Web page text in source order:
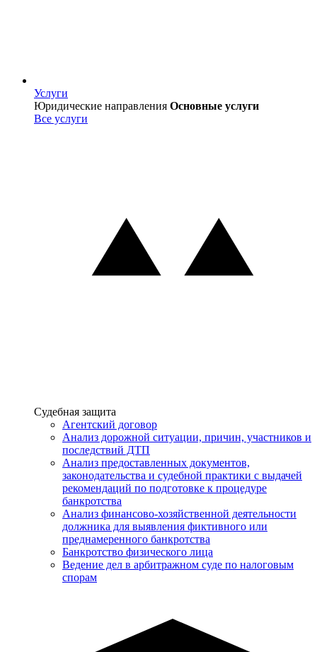
Услуги
Услуги
Юридические направления Основные услуги
Все услуги
Услуги
Судебная защита
Агентский договор
Анализ дорожной ситуации, причин, участников и
последствий ДТП
Анализ предоставленных документов,
законодательства и судебной практики с выдачей
рекомендаций по подготовке к процедуре
банкротства
Анализ финансово-хозяйственной деятельности
должника для выявления фиктивного или
преднамеренного банкротства
Банкротство физического лица
Ведение дел в арбитражном суде по налоговым
спорам